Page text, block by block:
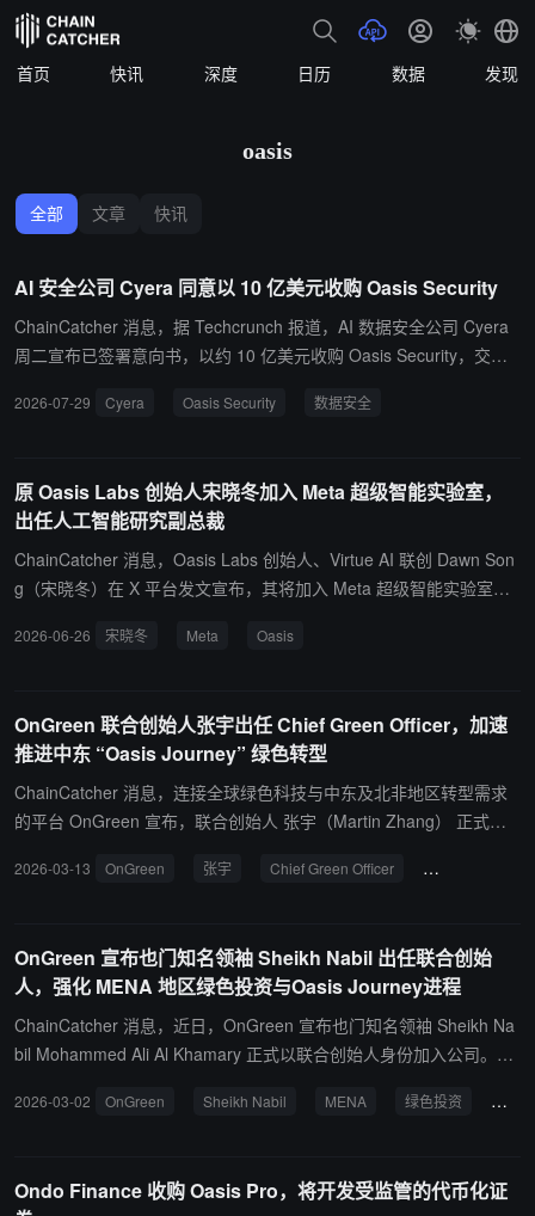
首页 快讯 深度 日历 数据 发现
oasis
全部 文章 快讯
AI 安全公司 Cyera 同意以 10 亿美元收购 Oasis Security
ChainCatcher 消息，据 Techcrunch 报道，AI 数据安全公司 Cyera
周二宣布已签署意向书，以约 10 亿美元收购 Oasis Security，交易
亿美元估值完成 6 亿美元融资。 Oasis 专注于 AI 代理等非人类身份
者，近期已接连收购 Ryft 和 Genie Security，收购后，Cyera 计划将
Oasis 技术整合为统一身份和数据安全平台。Cyera 年经常性收入超
1.5 亿美元，但远未盈利，成立五年累计融资约 23 亿美元。
2026-07-29 Cyera Oasis Security 数据安全
原 Oasis Labs 创始人宋晓冬加入 Meta 超级智能实验室，
出任人工智能研究副总裁
ChainCatcher 消息，Oasis Labs 创始人、Virtue AI 联创 Dawn Son
g（宋晓冬）在 X 平台发文宣布，其将加入 Meta 超级智能实验室
裁，并将与 Virtue AI 团队多名成员一同加入。她表示，未来将参与
2026-06-26 宋晓冬 Meta Oasis
OnGreen 联合创始人张宇出任 Chief Green Officer，加速
推进中东 “Oasis Journey” 绿色转型
ChainCatcher 消息，连接全球绿色科技与中东及北非地区转型需求
的平台 OnGreen 宣布，联合创始人 张宇（Martin Zhang） 正式出
在生态修复与可持续农业领域的项目落地与执行能力。 张宇在可持续
nxi、Gansu、Qinghai 等地多项国家级农业示范项目。 张宇表示：
“在 OnGreen 平台上，我希望把这些经验带到国际舞台，通过实体技
术与 Web3 金融层的结合，加速中东地区的绿色转型，让沙漠成为可
持续文明的基础。” 此次任命正值 OnGreen 加速推进 Oasis Journey
世界资产代币化（RWA），并将对接 Saudi Green Initiative 与 UAE
洲”、从“棕色经济”到“绿色经济”的转型。通过区块链可验证的影响力
2026-03-13 OnGreen 张宇 Chief Green Officer 绿色转型
OnGreen 宣布也门知名领袖 Sheikh Nabil 出任联合创始
人，强化 MENA 地区绿色投资与Oasis Journey进程
ChainCatcher 消息，近日，OnGreen 宣布也门知名领袖 Sheikh Na
bil Mohammed Ali Al Khamary 正式以联合创始人身份加入公司。On
战略注入更强的区域商业影响力与战略资本网络，加速打造整合实体
racting Group 主席。同时，他亦担任经济与政治顾问，长期参与国
2026-03-02 OnGreen Sheikh Nabil MENA 绿色投资
Ondo Finance 收购 Oasis Pro，将开发受监管的代币化证